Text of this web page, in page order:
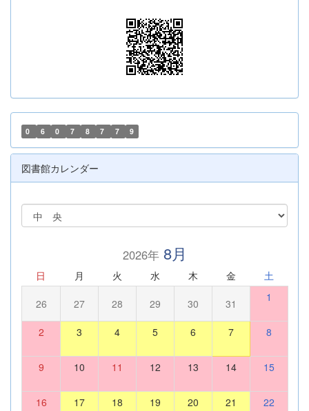
0 6 0 7 8 7 7 9
図書館カレンダー
2026年8月
日 月 火 水 木 金 土
26 27 28 29 30 31 1
2 3 4 5 6 7 8
9 10 11 12 13 14 15
16 17 18 19 20 21 22